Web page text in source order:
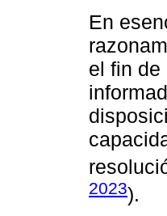
En
el fin de
2023).